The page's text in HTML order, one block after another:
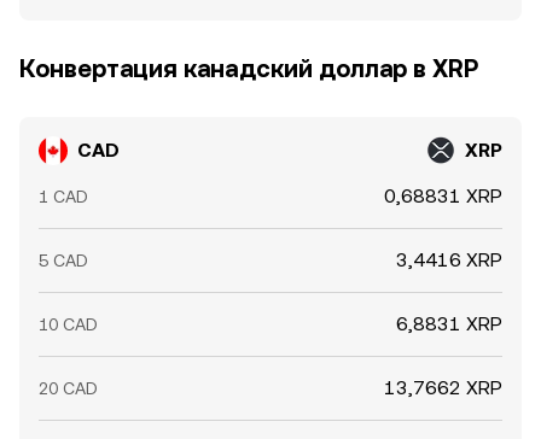
Конвертация канадский доллар в XRP
CAD XRP
1 CAD 0,68831 XRP
5 CAD 3,4416 XRP
10 CAD 6,8831 XRP
20 CAD 13,7662 XRP